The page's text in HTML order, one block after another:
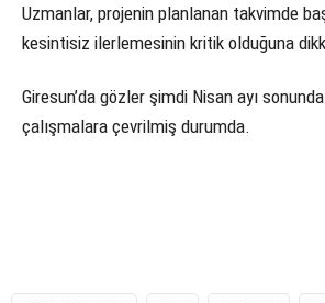
Uzmanlar, projenin planlanan takvimde
kesintisiz ilerlemesinin kritik olduğuna
Giresun’da gözler şimdi Nisan ayı
çalışmalara çevrilmiş durumda.